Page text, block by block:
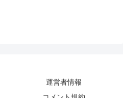
運営者情報